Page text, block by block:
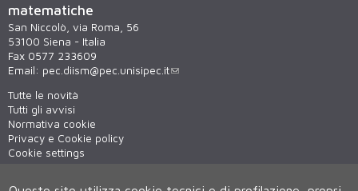
matematiche
San Niccolò, via Roma, 56
53100 Siena - Italia
Fax 0577 233609
Email: pec.diism@pec.unisipec.it
Tutte le novità
Tutti gli avvisi
Normativa cookie
Privacy e Cookie policy
Cookie settings
Virtual tour